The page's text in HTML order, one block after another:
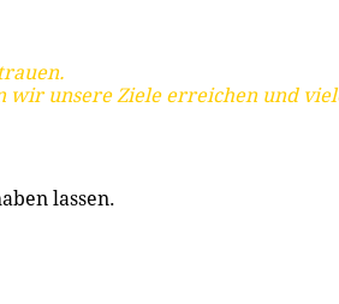
wir unsere Ziele erreichen und
lassen.